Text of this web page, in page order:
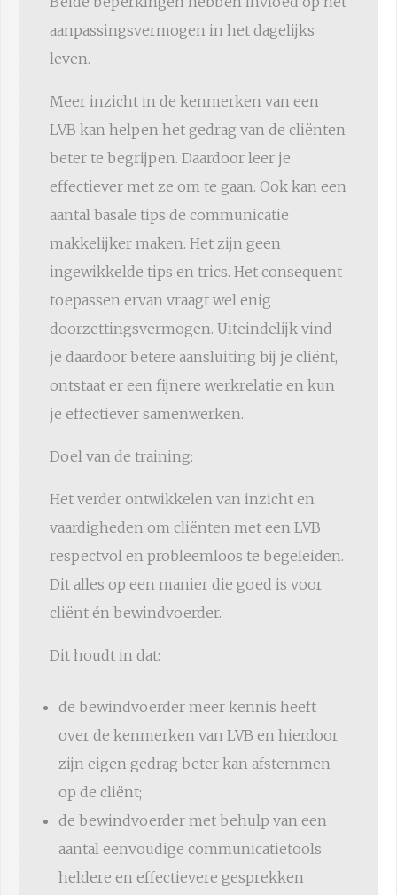
aanpassingsvermogen in het dagelijks
leven.
Meer inzicht in de kenmerken van een
LVB kan helpen het gedrag van de cliënten
beter te begrijpen. Daardoor leer je
effectiever met ze om te gaan. Ook kan een
aantal basale tips de communicatie
makkelijker maken. Het zijn geen
ingewikkelde tips en trics. Het consequent
toepassen ervan vraagt wel enig
doorzettingsvermogen. Uiteindelijk vind
je daardoor betere aansluiting bij je cliënt,
ontstaat er een fijnere werkrelatie en kun
je effectiever samenwerken.
Doel van de training:
Het verder ontwikkelen van inzicht en
vaardigheden om cliënten met een LVB
respectvol en probleemloos te begeleiden.
Dit alles op een manier die goed is voor
cliënt én bewindvoerder.
Dit houdt in dat:
de bewindvoerder meer kennis heeft
over de kenmerken van LVB en hierdoor
zijn eigen gedrag beter kan afstemmen
op de cliënt;
de bewindvoerder met behulp van een
aantal eenvoudige communicatietools
heldere en effectievere gesprekken